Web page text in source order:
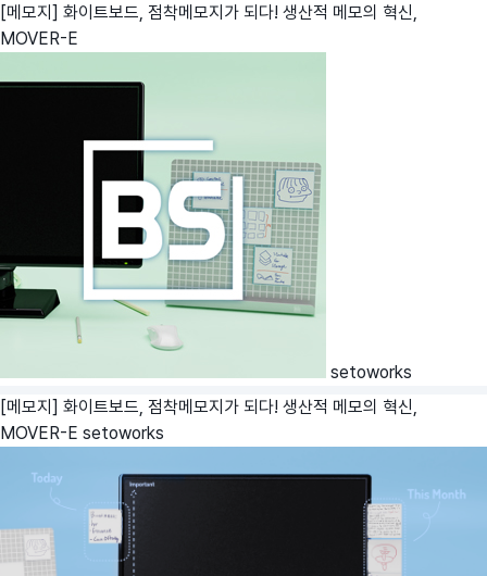
[메모지] 화이트보드, 점착메모지가 되다! 생산적 메모의 혁신,
MOVER-E
setoworks
[메모지] 화이트보드, 점착메모지가 되다! 생산적 메모의 혁신,
MOVER-E setoworks